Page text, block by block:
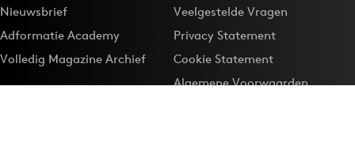
Nieuwsbrief
Adformatie Academy
Volledig Magazine Archief
Veelgestelde Vragen
Privacy Statement
Cookie Statement
Algemene Voorwaarden